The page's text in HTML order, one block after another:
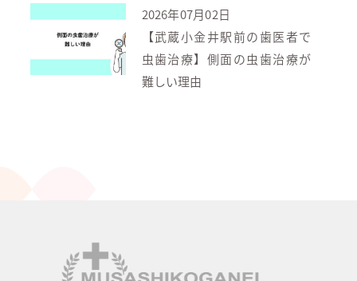
2026年07月02日
【武蔵小金井駅前の歯医者で
虫歯治療】側面の虫歯治療が
難しい理由